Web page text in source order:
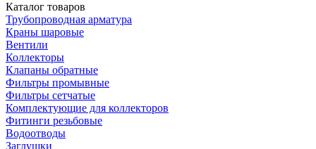
Каталог товаров
Трубопроводная арматура
Краны шаровые
Вентили
Коллекторы
Клапаны обратные
Фильтры промывные
Фильтры сетчатые
Комплектующие для коллекторов
Фитинги резьбовые
Водоотводы
Заглушки